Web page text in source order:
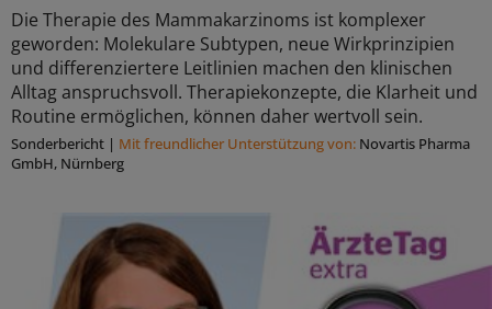
Die Therapie des Mammakarzinoms ist komplexer
geworden: Molekulare Subtypen, neue Wirkprinzipien
und differenziertere Leitlinien machen den klinischen
Alltag anspruchsvoll. Therapiekonzepte, die Klarheit und
Routine ermöglichen, können daher wertvoll sein.
Sonderbericht | Mit freundlicher Unterstützung von: Novartis Pharma
GmbH, Nürnberg